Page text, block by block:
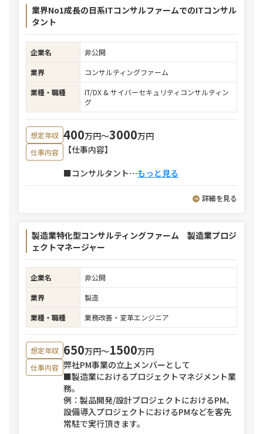
業界No1成長の日系ITコンサルファームでのITコンサル
タント
企業名
非公開
業界
コンサルティングファーム
業種・職種
IT/DX & サイバーセキュリティコンサルティン
グ
想定年収 400万円〜3000万円
仕事内容
【仕事内容】
■コンサルタント⋯もっと見る
詳細を見る
製造業特化型コンサルティングファーム 製造業プロジ
ェクトマネージャー
企業名
非公開
業界
製造
業種・職種
業務改善・変革エンジニア
想定年収 650万円〜1500万円
仕事内容 弊社PM事業の立上メンバーとして
■製造業におけるプロジェクトマネジメント業
務。
例：製品開発/設計プロジェクトにおけるPM、
設備導入プロジェクトにおけるPMなどを客先
常駐で実行頂きます。